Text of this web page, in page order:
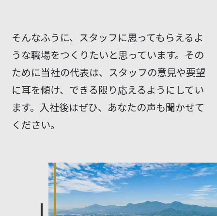
そんなふうに、スタッフに思ってもらえるよ
うな職場をつくりたいと思っています。その
ために当社の代表は、スタッフの意見や要望
に耳を傾け、できる限り応えるようにしてい
ます。入社後はぜひ、あなたの声も聞かせて
ください。